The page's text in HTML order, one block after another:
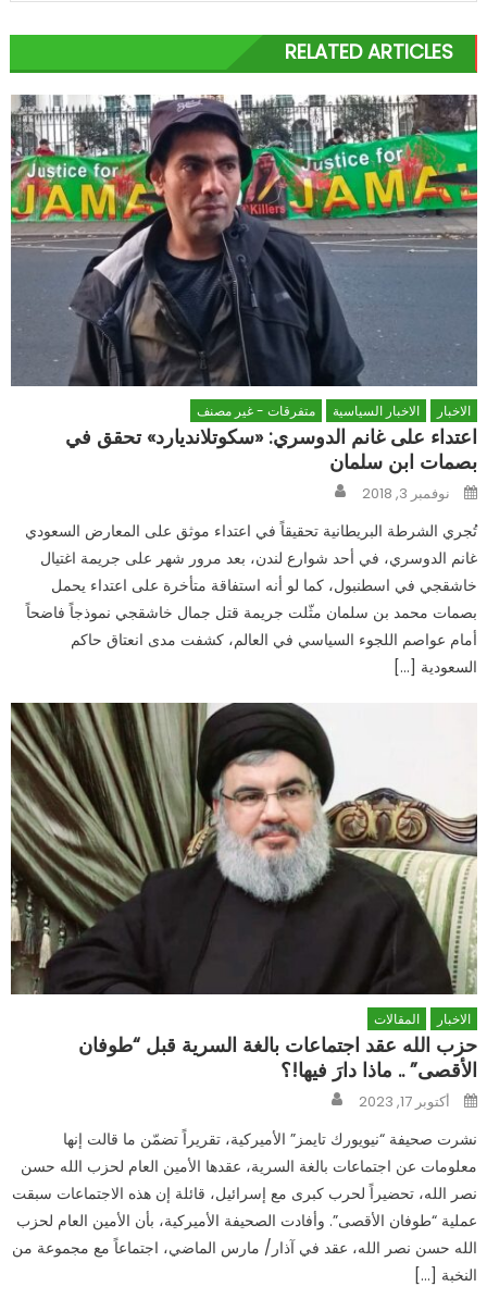
RELATED ARTICLES
الاخبار الاخبار السياسية متفرقات - غير مصنف
اعتداء على غانم الدوسري: «سكوتلانديارد» تحقق في
بصمات ابن سلمان
Posted
onنوفمبر 3, 2018
تُجري الشرطة البريطانية تحقيقاً في اعتداء موثق على المعارض السعودي
غانم الدوسري، في أحد شوارع لندن، بعد مرور شهر على جريمة اغتيال
خاشقجي في اسطنبول، كما لو أنه استفاقة متأخرة على اعتداء يحمل
بصمات محمد بن سلمان مثّلت جريمة قتل جمال خاشقجي نموذجاً فاضحاً
أمام عواصم اللجوء السياسي في العالم، كشفت مدى انعتاق حاكم
السعودية […]
الاخبار المقالات
حزب الله عقد اجتماعات بالغة السرية قبل “طوفان
الأقصى” .. ماذا دارَ فيها!؟
Posted
onأكتوبر 17, 2023
نشرت صحيفة “نيويورك تايمز” الأميركية، تقريراً تضمّن ما قالت إنها
معلومات عن اجتماعات بالغة السرية، عقدها الأمين العام لحزب الله حسن
نصر الله، تحضيراً لحرب كبرى مع إسرائيل، قائلة إن هذه الاجتماعات سبقت
عملية “طوفان الأقصى”. وأفادت الصحيفة الأميركية، بأن الأمين العام لحزب
الله حسن نصر الله، عقد في آذار/ مارس الماضي، اجتماعاً مع مجموعة من
النخبة […]